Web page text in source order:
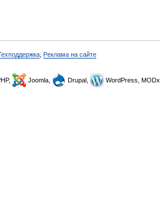
Реклама на сайте
Joomla, Drupal, WordPress, MODx.